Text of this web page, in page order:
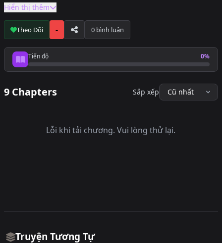
Truyện Hài Hước, Truyện Drama, Truyện Hành Động, Truyện
Tình Cảm, hiện đang được cập nhật đầy đủ tại DuaLeoTruyen.
Độc giả có thể theo dõi Incubus! để không bỏ lỡ các chương
mới nhất.
Hiển thị thêm
Theo Dõi - 0 bình luận
Tiến độ 0%
Tiến độ đọc
9 Chapters Sắp xếp
Lỗi khi tải chương. Vui lòng thử lại.
Truyện Tương Tự